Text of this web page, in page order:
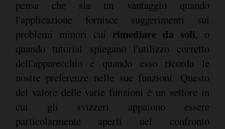
pensa che sia un vantaggio quando
l'applicazione fornisce suggerimenti sui
problemi minori cui rimediare da soli, o
quando tutorial spiegano l'utilizzo corretto
dell'apparecchio e quando esso ricorda le
nostre preferenze nelle sue funzioni. Questo
del valore delle varie funzioni è un settore in
cui gli svizzeri appaiono essere
particolarmente aperti nel confronto